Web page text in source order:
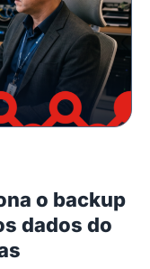
o backup
dados do